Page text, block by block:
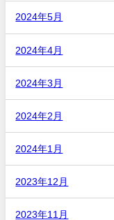
2024年5月
2024年4月
2024年3月
2024年2月
2024年1月
2023年12月
2023年11月